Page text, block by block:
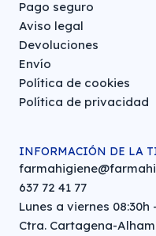
Pago seguro
Aviso legal
Devoluciones
Envío
Política de cookies
Política de privacidad
INFORMACIÓN DE LA
637 72 41 77
Lunes a viernes 08:30h
Ctra. Cartagena-